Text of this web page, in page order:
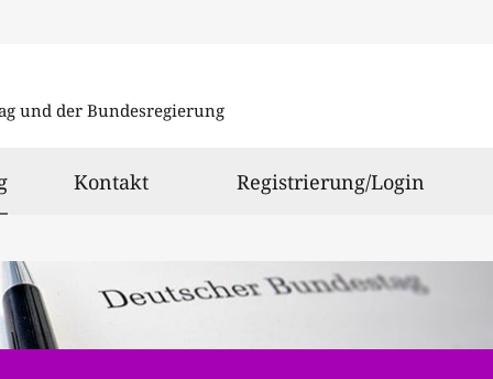
und der Bundesregierung
ausgewählt
Kontakt Registrierung/Login